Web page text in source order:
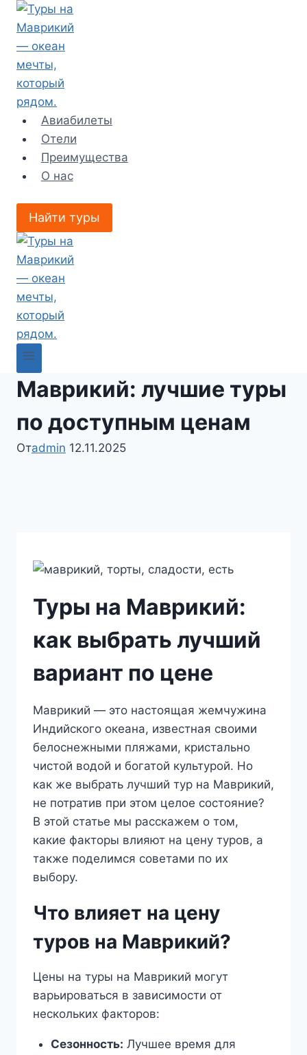
Перейти
содержимому
Авиабилеты
Отели
Преимущества
О нас
Найти туры
Маврикий: лучшие туры
по доступным ценам
Отadmin 12.11.2025
Туры на Маврикий:
как выбрать лучший
вариант по цене
Маврикий — это настоящая жемчужина
Индийского океана, известная своими
белоснежными пляжами, кристально
чистой водой и богатой культурой. Но
как же выбрать лучший тур на Маврикий,
не потратив при этом целое состояние?
В этой статье мы расскажем о том,
какие факторы влияют на цену туров, а
также поделимся советами по их
выбору.
Что влияет на цену
туров на Маврикий?
Цены на туры на Маврикий могут
варьироваться в зависимости от
нескольких факторов:
Сезонность: Лучшее время для